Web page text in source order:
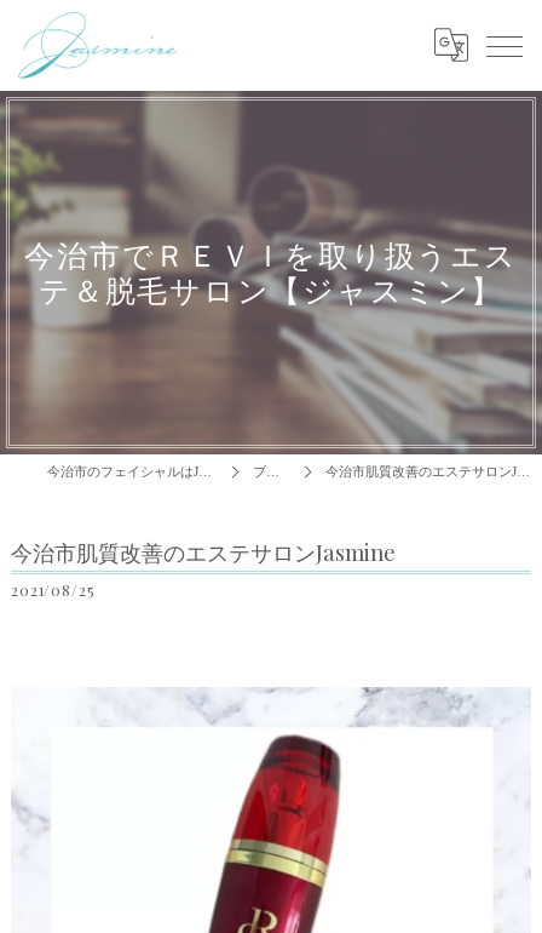
今治市でＲＥＶＩを取り扱うエス
テ＆脱毛サロン【ジャスミン】
今治市のフェイシャルはJasmine ブログ 今治市肌質改善のエステサロンJasmine
今治市肌質改善のエステサロンJasmine
2021/08/25